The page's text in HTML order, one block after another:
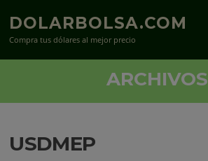
contenido
DOLARBOLSA.COM
Compra tus dólares al mejor precio
ARCHIVOS
USDMEP